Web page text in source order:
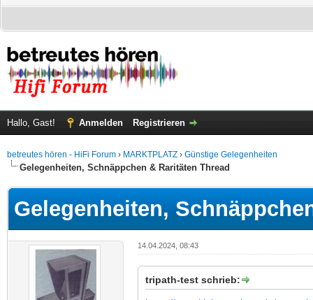
Hallo, Gast! Anmelden Registrieren
betreutes hören - HiFi Forum › MARKTPLATZ › Günstige Gelegenheiten
Gelegenheiten, Schnäppchen & Raritäten Thread
Gelegenheiten,
14.04.2024, 08:43
tripath-test schrieb: